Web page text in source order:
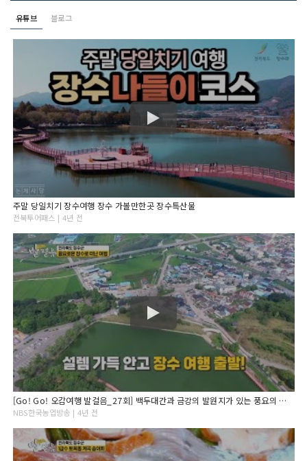
유튜브 블로그
주말 당일치기 장수여행 장수 가볼만한곳 장수특산물
전북투어패스 | 4년 전
[Go! Go! 오감여행 발걸음_27회] 백두대간과 금강의 발원지가 있는 풍요의 땅 '전북 장수군'
NBS한국농업방송 | 4년 전